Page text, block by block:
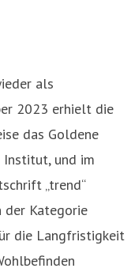
als
2023 erhielt die
das Goldene
Institut, und im
„trend“
der Kategorie
die Langfristigkeit